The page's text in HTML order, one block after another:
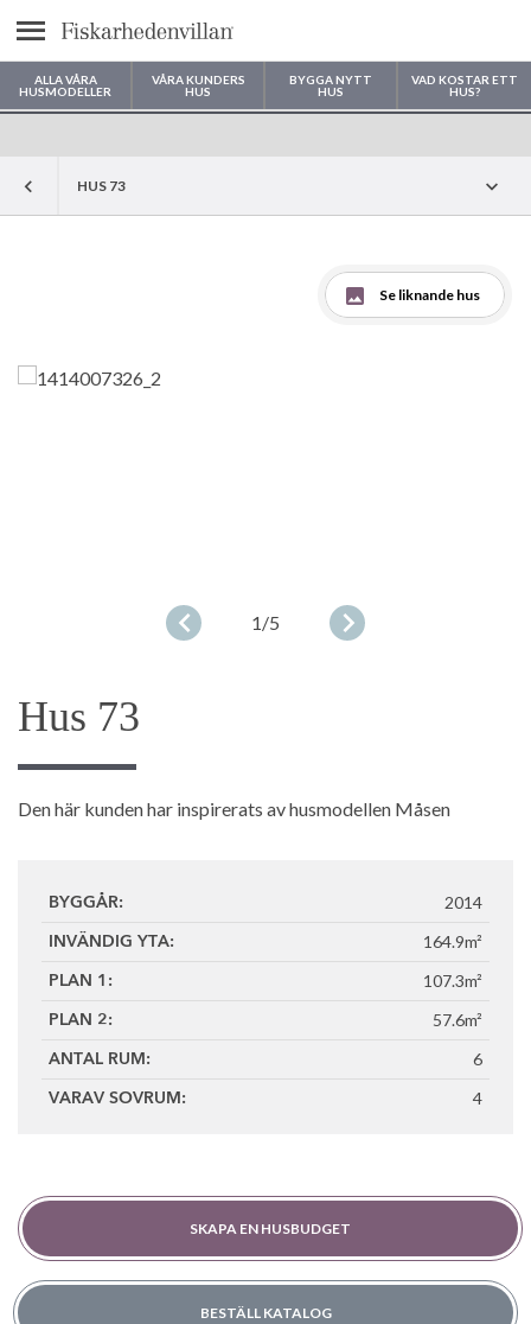
Meny
ALLA VÅRA
HUSMODELLER
VÅRA KUNDERS
HUS
BYGGA NYTT
HUS
VAD KOSTAR ETT
HUS?
Var vill du bygga ditt hus?
HUS 73
Se liknande hus
1/5
Hus 73
Den här kunden har inspirerats av husmodellen Måsen
BYGGÅR: 2014
INVÄNDIG YTA: 164.9m²
PLAN 1: 107.3m²
PLAN 2: 57.6m²
ANTAL RUM: 6
VARAV SOVRUM: 4
SKAPA EN HUSBUDGET
BESTÄLL KATALOG